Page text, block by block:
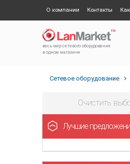
О компании Контакты
весь мир сетевого оборудования
в одном магазине
Сетевое оборудование
Очистить
Лучшие